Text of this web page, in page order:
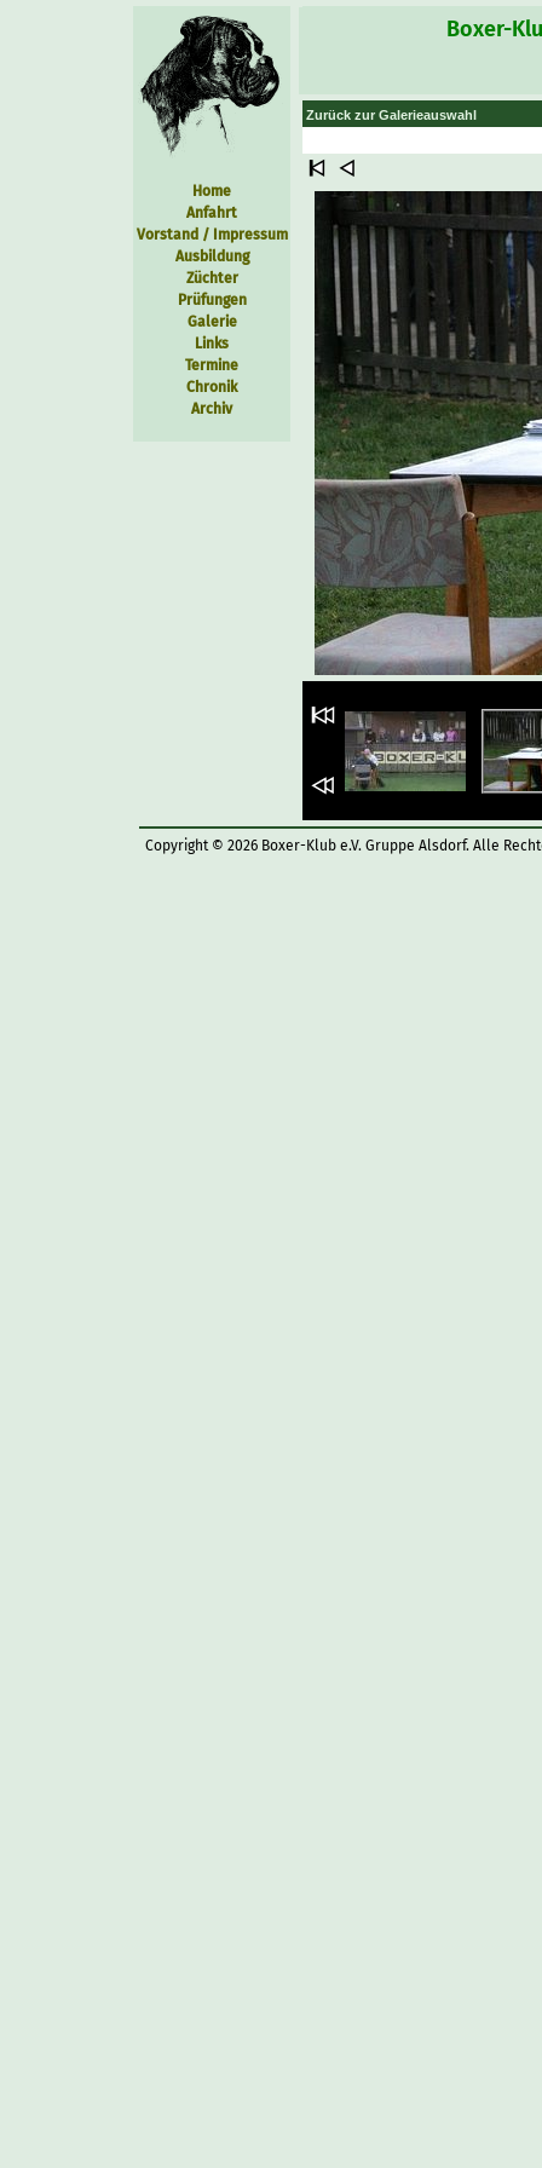
Home
Anfahrt
Vorstand / Impressum
Ausbildung
Züchter
Prüfungen
Galerie
Links
Termine
Chronik
Archiv
Boxer-
Zurück zur Galerieauswahl
Copyright © 2026 Boxer-Klub e.V. Gruppe Alsdorf. Alle